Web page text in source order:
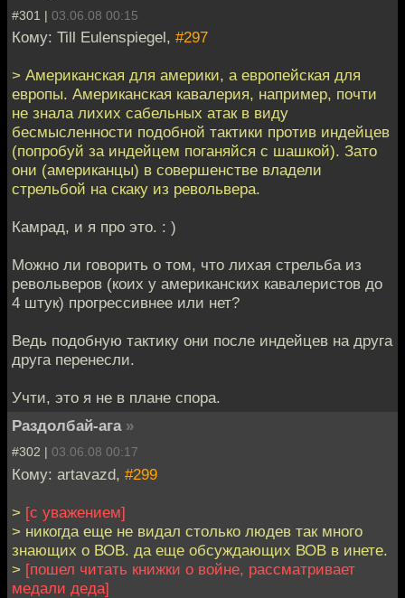
#301 | 03.06.08 00:15
Кому: Till Eulenspiegel, #297
> Американская для америки, а европейская для
европы. Американская кавалерия, например, почти
не знала лихих сабельных атак в виду
бесмысленности подобной тактики против индейцев
(попробуй за индейцем поганяйся с шашкой). Зато
они (американцы) в совершенстве владели
стрельбой на скаку из револьвера.
Камрад, и я про это. : )
Можно ли говорить о том, что лихая стрельба из
револьверов (коих у американских кавалеристов до
4 штук) прогрессивнее или нет?
Ведь подобную тактику они после индейцев на друга
друга перенесли.
Учти, это я не в плане спора.
Раздолбай-ага »
#302 | 03.06.08 00:17
Кому: artavazd, #299
> [с уважением]
> никогда еще не видал столько людев так много
знающих о ВОВ. да еще обсуждающих ВОВ в инете.
> [пошел читать книжки о войне, рассматривает
медали деда]